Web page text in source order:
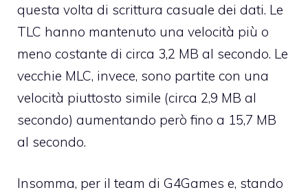
questa volta di scrittura casuale dei dati. Le
TLC hanno mantenuto una velocità più o
meno costante di circa 3,2 MB al secondo. Le
vecchie MLC, invece, sono partite con una
velocità piuttosto simile (circa 2,9 MB al
secondo) aumentando però fino a 15,7 MB
al secondo.
Insomma, per il team di G4Games e, stando